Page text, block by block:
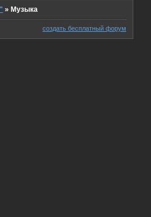
» Музыка
создать бесплатный форум